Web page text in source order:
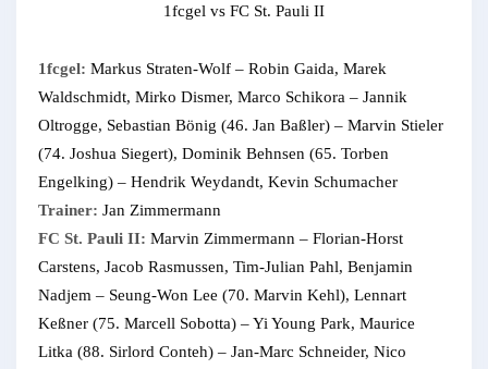
1fcgel vs FC St. Pauli II
1fcgel: Markus Straten-Wolf – Robin Gaida, Marek
Waldschmidt, Mirko Dismer, Marco Schikora – Jannik
Oltrogge, Sebastian Bönig (46. Jan Baßler) – Marvin Stieler
(74. Joshua Siegert), Dominik Behnsen (65. Torben
Engelking) – Hendrik Weydandt, Kevin Schumacher
Trainer: Jan Zimmermann
FC St. Pauli II: Marvin Zimmermann – Florian-Horst
Carstens, Jacob Rasmussen, Tim-Julian Pahl, Benjamin
Nadjem – Seung-Won Lee (70. Marvin Kehl), Lennart
Keßner (75. Marcell Sobotta) – Yi Young Park, Maurice
Litka (88. Sirlord Conteh) – Jan-Marc Schneider, Nico